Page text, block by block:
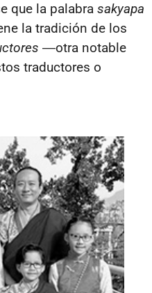
que la palabra sakyapa
la tradición de los
―otra notable
traductores o